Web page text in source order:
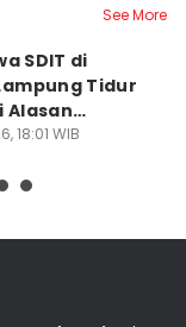
See More
SDIT di
Tidur
Alasan
18:01 WIB